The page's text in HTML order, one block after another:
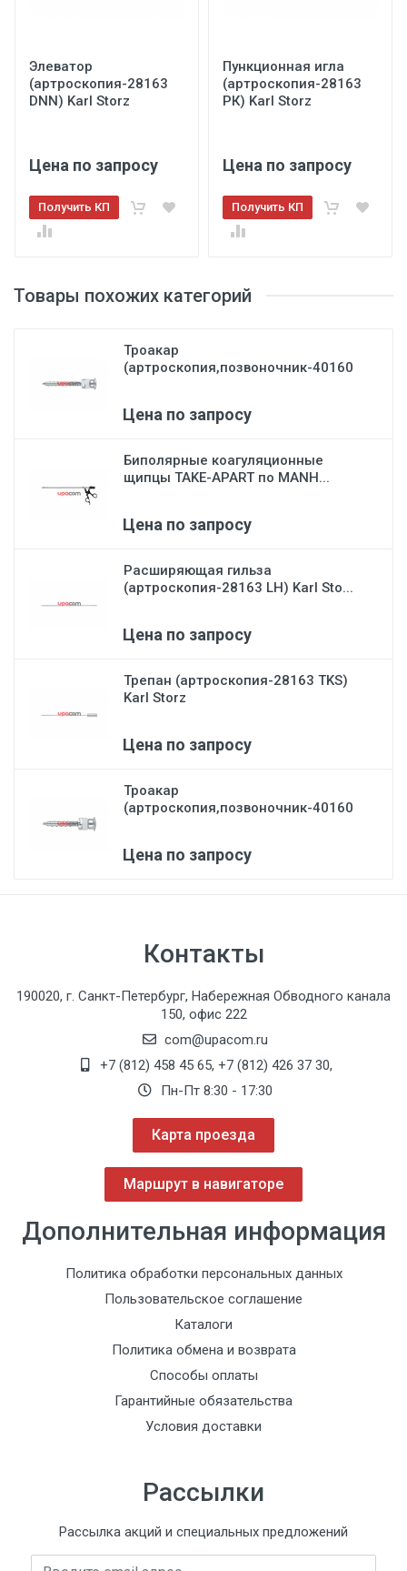
Товары похожих категорий
Троакар
(артроскопия,позвоночник-40160
Цена по запросу
Биполярные коагуляционные
щипцы TAKE-APART по MANH...
Цена по запросу
Расширяющая гильза
(артроскопия-28163 LH) Karl Sto...
Цена по запросу
Трепан (артроскопия-28163 TKS)
Karl Storz
Цена по запросу
Троакар
(артроскопия,позвоночник-40160
Цена по запросу
Элеватор
(артроскопия-28163
DNN) Karl Storz
Цена по запросу
Получить КП
Пункционная игла
(артроскопия-28163
РК) Karl Storz
Цена по запросу
Получить КП
Контакты
190020, г. Санкт-Петербург, Набережная Обводного канала
150, офис 222
com@upacom.ru
+7 (812) 458 45 65, +7 (812) 426 37 30,
Пн-Пт 8:30 - 17:30
Карта проезда
Маршрут в навигаторе
Дополнительная информация
Политика обработки персональных данных
Пользовательское соглашение
Каталоги
Политика обмена и возврата
Способы оплаты
Гарантийные обязательства
Условия доставки
Рассылки
Рассылка акций и специальных предложений